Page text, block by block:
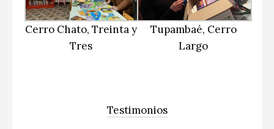
Cerro Chato, Treinta y
Tres
Tupambaé, Cerro
Largo
Testimonios